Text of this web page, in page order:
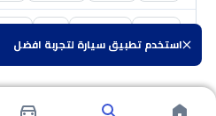
استخدم تطبيق سيارة لتجربة افضل